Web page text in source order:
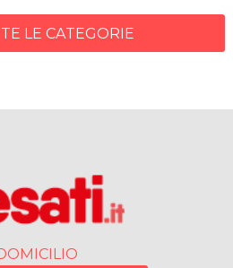
LE CATEGORIE